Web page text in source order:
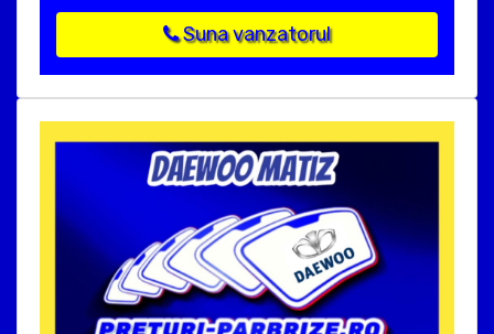
Suna vanzatorul